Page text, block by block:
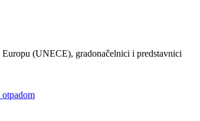
(UNECE), gradonačelnici i predstavnici